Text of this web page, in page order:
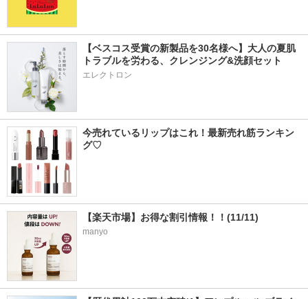
【ベスコス受賞の新製品を30名様へ】大人の夏肌
トラブルを労わる、クレンジング&洗顔セット
エレクトロン
今売れているリップはこれ！最新売れ筋ランキン
グ♡
【楽天市場】お得な割引情報！！(11/11)
manyo